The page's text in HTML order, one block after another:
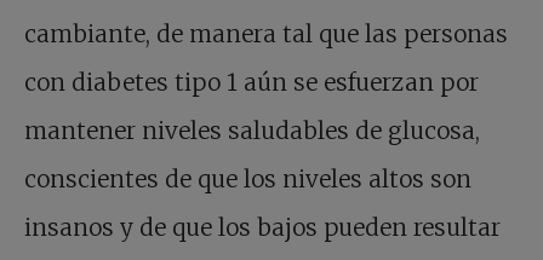
cambiante, de manera tal que las personas
con diabetes tipo 1 aún se esfuerzan por
mantener niveles saludables de glucosa,
conscientes de que los niveles altos son
insanos y de que los bajos pueden resultar